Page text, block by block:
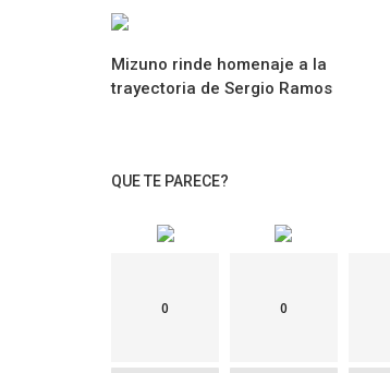
Mizuno rinde homenaje a la
trayectoria de Sergio Ramos
QUE TE PARECE?
0 0